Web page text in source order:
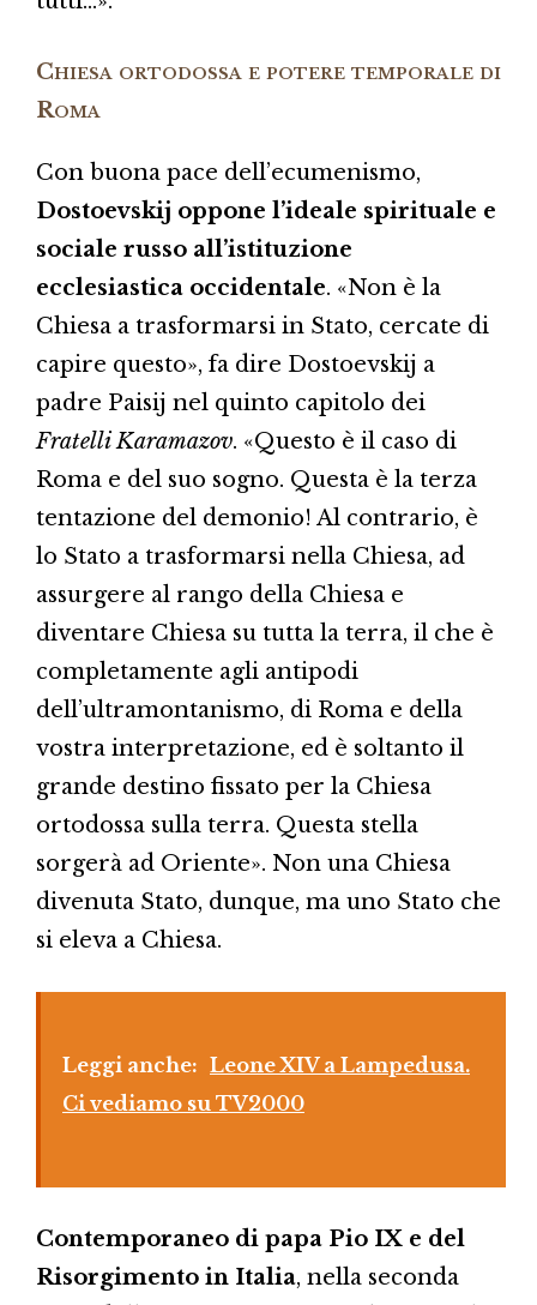
Chiesa ortodossa e potere temporale di
Roma
Con buona pace dell’ecumenismo,
Dostoevskij oppone l’ideale spirituale e
sociale russo all’istituzione
ecclesiastica occidentale. «Non è la
Chiesa a trasformarsi in Stato, cercate di
capire questo», fa dire Dostoevskij a
padre Paisij nel quinto capitolo dei
Fratelli Karamazov. «Questo è il caso di
Roma e del suo sogno. Questa è la terza
tentazione del demonio! Al contrario, è
lo Stato a trasformarsi nella Chiesa, ad
assurgere al rango della Chiesa e
diventare Chiesa su tutta la terra, il che è
completamente agli antipodi
dell’ultramontanismo, di Roma e della
vostra interpretazione, ed è soltanto il
grande destino fissato per la Chiesa
ortodossa sulla terra. Questa stella
sorgerà ad Oriente». Non una Chiesa
divenuta Stato, dunque, ma uno Stato che
si eleva a Chiesa.
Leggi anche: Leone XIV a Lampedusa.
Ci vediamo su TV2000
Contemporaneo di papa Pio IX e del
Risorgimento in Italia, nella seconda